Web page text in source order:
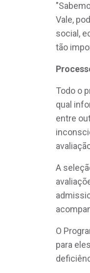
Vale,
social,
tão
Todo o
qual
entre
A
O
para